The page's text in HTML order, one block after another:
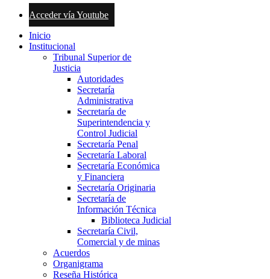
Acceder vía Youtube
Inicio
Institucional
Tribunal Superior de
Justicia
Autoridades
Secretaría
Administrativa
Secretaría de
Superintendencia y
Control Judicial
Secretaría Penal
Secretaría Laboral
Secretaría Económica
y Financiera
Secretaría Originaria
Secretaría de
Información Técnica
Biblioteca Judicial
Secretaría Civil,
Comercial y de minas
Acuerdos
Organigrama
Reseña Histórica